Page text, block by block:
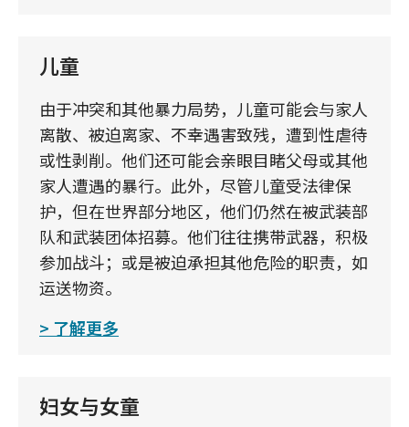
儿童
由于冲突和其他暴力局势，儿童可能会与家人
离散、被迫离家、不幸遇害致残，遭到性虐待
或性剥削。他们还可能会亲眼目睹父母或其他
家人遭遇的暴行。此外，尽管儿童受法律保
护，但在世界部分地区，他们仍然在被武装部
队和武装团体招募。他们往往携带武器，积极
参加战斗；或是被迫承担其他危险的职责，如
运送物资。
了解更多
妇女与女童